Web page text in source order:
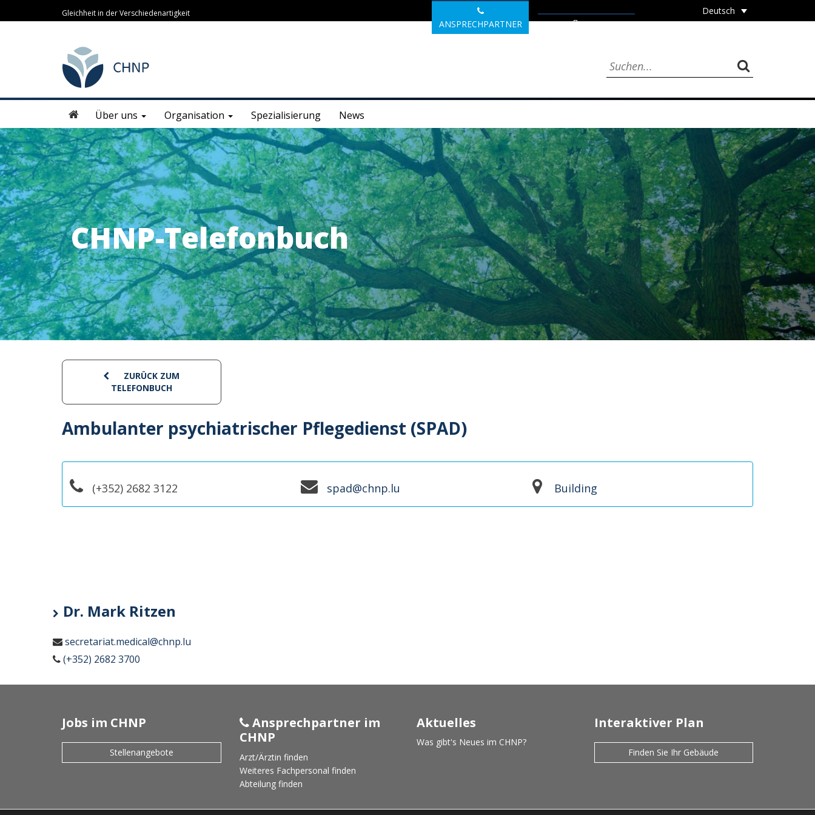
Gleichheit in der Verschiedenartigkeit
ANSPRECHPARTNER JOBS
Deutsch
Über uns Organisation Spezialisierung News
CHNP-Telefonbuch
ZURÜCK ZUM
TELEFONBUCH
Ambulanter psychiatrischer Pflegedienst (SPAD)
(+352) 2682 3122 spad@chnp.lu Building
Dr. Mark Ritzen
secretariat.medical@chnp.lu
(+352) 2682 3700
Jobs im CHNP
Stellenangebote
Ansprechpartner im
CHNP
Arzt/Ärztin finden
Weiteres Fachpersonal finden
Abteilung finden
Aktuelles
Was gibt's Neues im CHNP?
Interaktiver Plan
Finden Sie Ihr Gebäude